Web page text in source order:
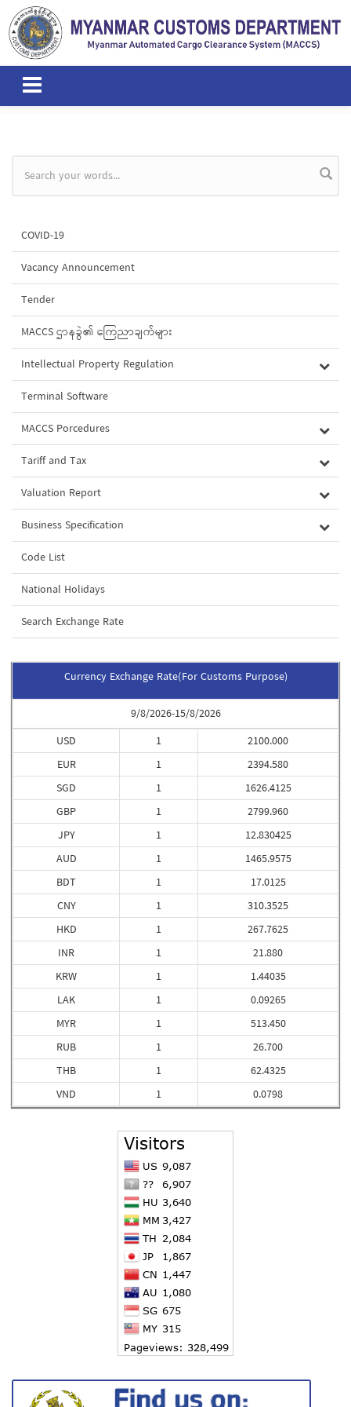
Skip to main content
Search form
COVID-19
Vacancy Announcement
Tender
MACCS ဌာနခွဲ၏ ကြေညာချက်များ
Intellectual Property Regulation
Terminal Software
MACCS Porcedures
Tariff and Tax
Valuation Report
Business Specification
Code List
National Holidays
Search Exchange Rate
Currency Exchange Rate(For Customs Purpose)
9/8/2026-15/8/2026
USD
EUR
SGD
GBP
JPY
AUD
BDT
CNY
HKD
INR
KRW
LAK
MYR
RUB
THB
VND
1
1
1
1
1
1
1
1
1
1
1
1
1
1
1
1
2100.000
2394.580
1626.4125
2799.960
12.830425
1465.9575
17.0125
310.3525
267.7625
21.880
1.44035
0.09265
513.450
26.700
62.4325
0.0798